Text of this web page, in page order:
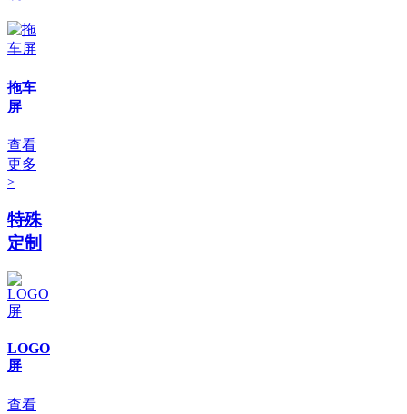
拖车
屏
查看
更多
>
特殊
定制
LOGO
屏
查看